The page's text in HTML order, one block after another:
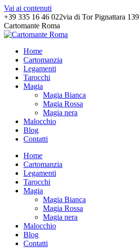
Vai ai contenuti
+39 335 16 46 022via di Tor Pignattara
Cartomante Roma
Home
Cartomanzia
Legamenti
Tarocchi
Magia
Magia Bianca
Magia Rossa
Magia nera
Malocchio
Blog
Contatti
Home
Cartomanzia
Legamenti
Tarocchi
Magia
Magia Bianca
Magia Rossa
Magia nera
Malocchio
Blog
Contatti